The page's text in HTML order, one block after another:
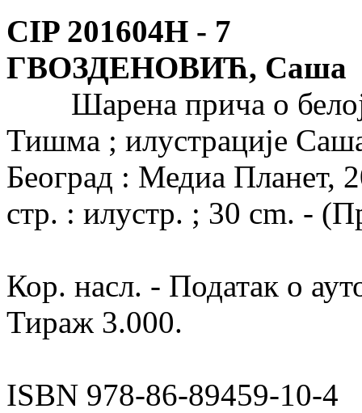
CIP 201604Н - 7
ГВОЗДЕНОВИЋ, Саша
Шарена прича о белој
Тишма ; илустрације
Београд : Медиа Планет,
стр. : илустр. ; 30 cm. -
Кор. насл. - Податак о
Тираж 3.000.
ISBN 978-86-89459-10-4